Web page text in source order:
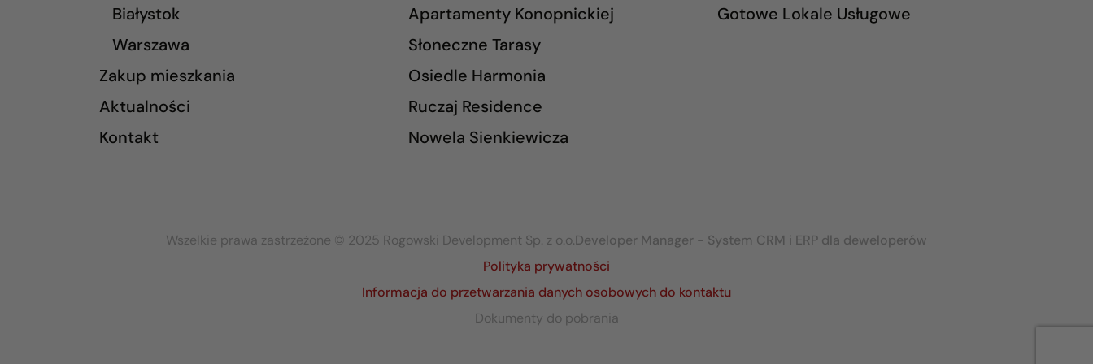
Białystok
Warszawa
Zakup mieszkania
Aktualności
Kontakt
Apartamenty Konopnickiej
Słoneczne Tarasy
Osiedle Harmonia
Ruczaj Residence
Nowela Sienkiewicza
Gotowe Lokale Usługowe
Wszelkie prawa zastrzeżone © 2025 Rogowski Development Sp. z o.o.Developer Manager - System CRM i ERP dla deweloperów
Polityka prywatności
Informacja do przetwarzania danych osobowych do kontaktu
Dokumenty do pobrania